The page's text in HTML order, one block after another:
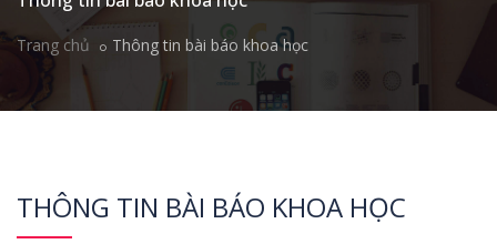
Trang chủ Thông tin bài báo khoa học
THÔNG TIN BÀI BÁO KHOA HỌC